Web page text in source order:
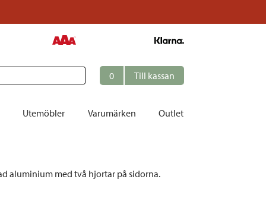
0 Till kassan
Utemöbler Varumärken Outlet
aluminium med två hjortar på sidorna.